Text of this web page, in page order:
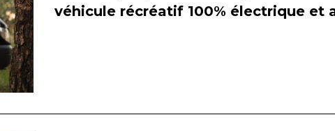
véhicule récréatif 100% électrique et